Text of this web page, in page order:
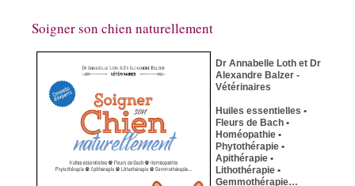
Soigner son chien naturellement
Dr Annabelle Loth et Dr
Alexandre Balzer -
Vétérinaires
Huiles essentielles •
Fleurs de Bach •
Homéopathie •
Phytothérapie •
Apithérapie •
Lithothérapie •
Gemmothérapie…